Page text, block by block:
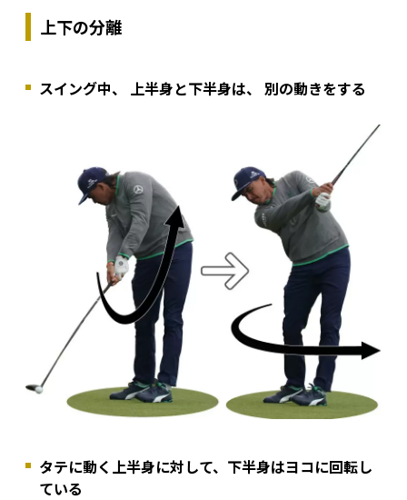
上下の分離
スイング中、 上半身と下半身は、 別の動きをする
タテに動く上半身に対して、下半身はヨコに回転し
ている